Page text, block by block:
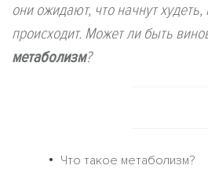
они ожидают, что начнут худеть,
происходит. Может ли быть
метаболизм?
Что такое метаболизм?